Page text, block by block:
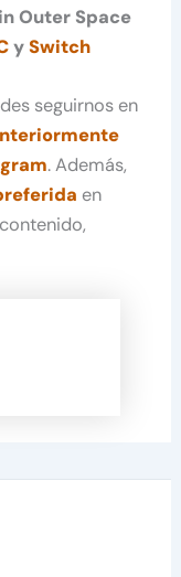
Outer Space
ySwitch
seguirnos en
. Además,
en